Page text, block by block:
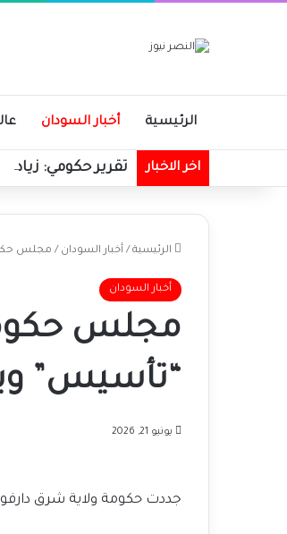
الرئيسية أخبار السودان
اخر الاخبار تقرير حكومي: زيادة
الرئيسية / أخبار السودان / مجلس
أخبار السودان
مجلس
“تأسيس”
يونيو 21, 2026
جددت حكومة ولاية شرق